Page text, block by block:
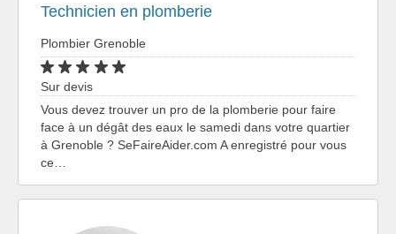
Technicien en plomberie
Plombier Grenoble
Sur devis
Vous devez trouver un pro de la plomberie pour faire
face à un dégât des eaux le samedi dans votre quartier
à Grenoble ? SeFaireAider.com A enregistré pour vous
ce…